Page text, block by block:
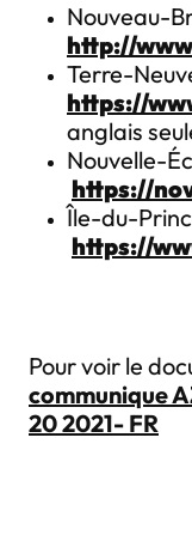
Nouveau-
http://
Terre-
https://
anglais
Nouvelle-
https://
Île-du-
https://
Pour voir le
communique
20 2021- FR